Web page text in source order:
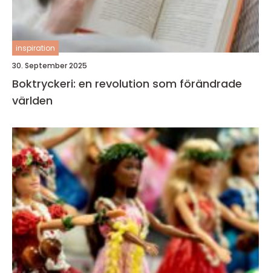
inspiration
30. September 2025
Boktryckeri: en revolution som förändrade
världen